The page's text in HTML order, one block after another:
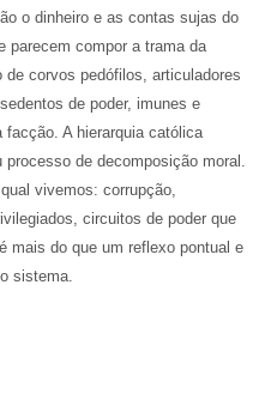
o dinheiro e as contas sujas do
parecem compor a trama da
de corvos pedófilos, articuladores
de poder, imunes e
A hierarquia católica
de decomposição moral.
vivemos: corrupção,
circuitos de poder que
mais do que um reflexo pontual e
sistema.